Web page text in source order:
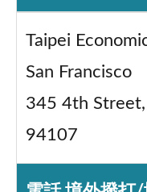
Taipei
San Francisco
345 4th Street,
94107